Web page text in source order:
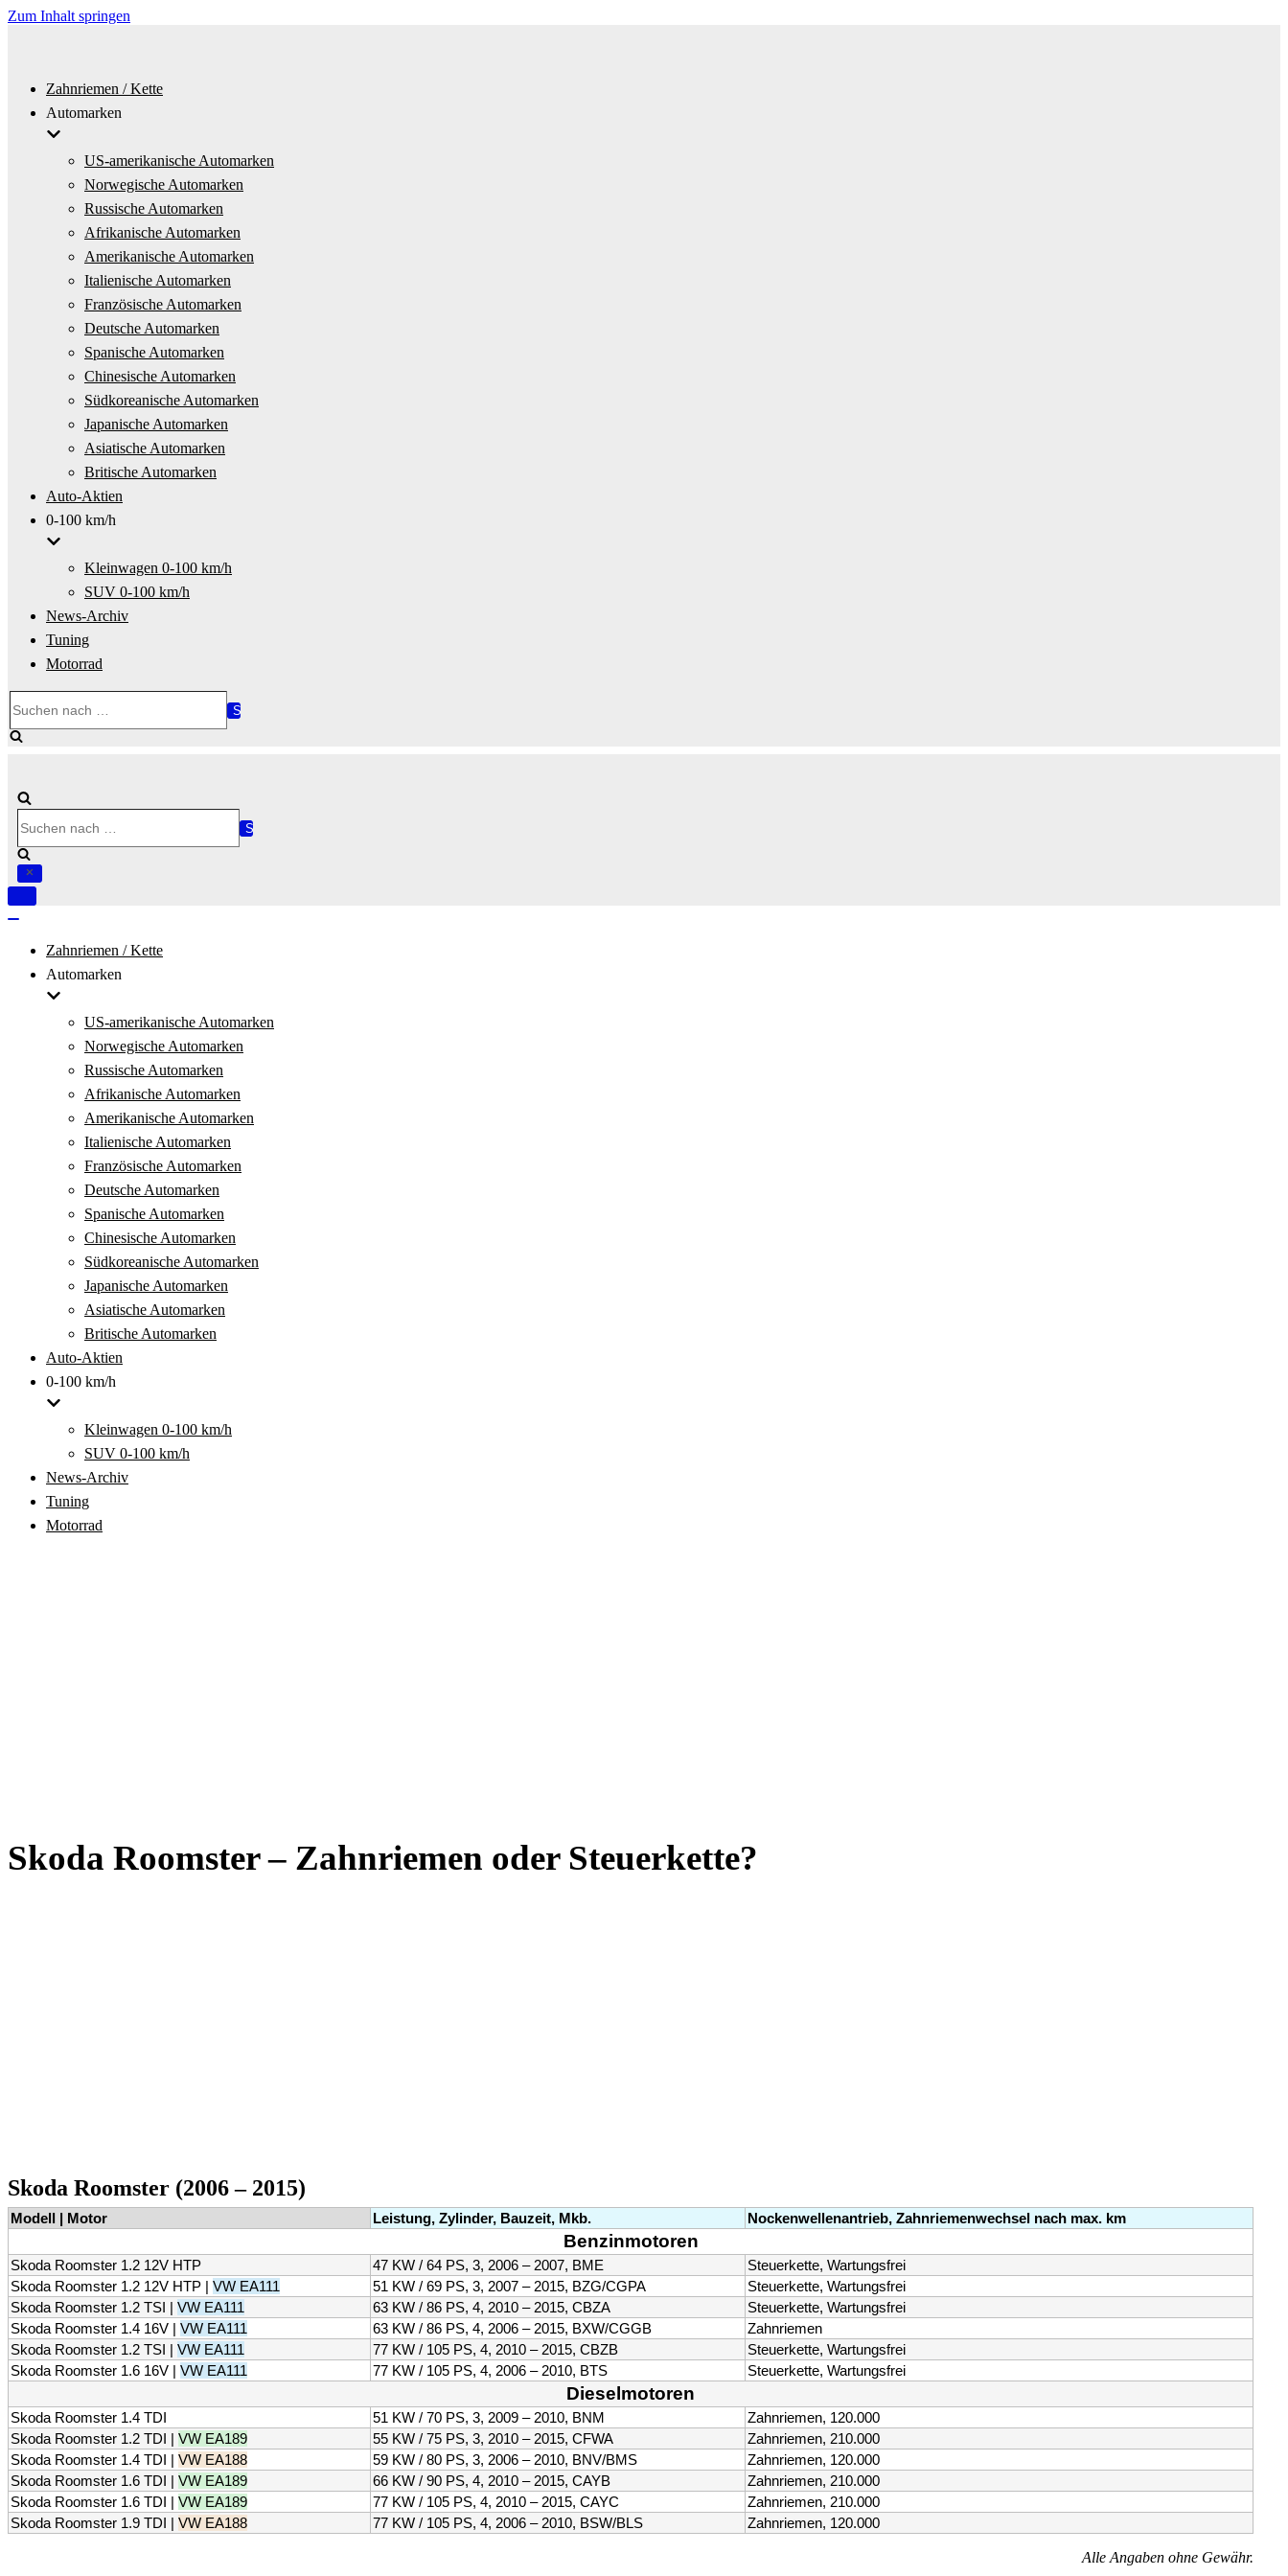
Zum Inhalt springen
Zahnriemen / Kette
Automarken
US-amerikanische Automarken
Norwegische Automarken
Russische Automarken
Afrikanische Automarken
Amerikanische Automarken
Italienische Automarken
Französische Automarken
Deutsche Automarken
Spanische Automarken
Chinesische Automarken
Südkoreanische Automarken
Japanische Automarken
Asiatische Automarken
Britische Automarken
Auto-Aktien
0-100 km/h
Kleinwagen 0-100 km/h
SUV 0-100 km/h
News-Archiv
Tuning
Motorrad
nach …
nach …
Navigation
Zahnriemen / Kette
Automarken
US-amerikanische Automarken
Norwegische Automarken
Russische Automarken
Afrikanische Automarken
Amerikanische Automarken
Italienische Automarken
Französische Automarken
Deutsche Automarken
Spanische Automarken
Chinesische Automarken
Südkoreanische Automarken
Japanische Automarken
Asiatische Automarken
Britische Automarken
Auto-Aktien
0-100 km/h
Kleinwagen 0-100 km/h
SUV 0-100 km/h
News-Archiv
Tuning
Motorrad
Skoda Roomster – Zahnriemen oder Steuerkette?
Skoda Roomster (2006 – 2015)
Modell | Motor Leistung, Zylinder, Bauzeit, Mkb. Nockenwellenantrieb, Zahnriemenwechsel nach max. km
Benzinmotoren
Skoda Roomster 1.2 12V HTP 47 KW / 64 PS, 3, 2006 – 2007, BME
Steuerkette, Wartungsfrei
Skoda Roomster 1.2 12V HTP | VW EA111 51 KW / 69 PS, 3, 2007 – 2015, BZG/CGPA
Steuerkette, Wartungsfrei
Skoda Roomster 1.2 TSI | VW EA111 63 KW / 86 PS, 4, 2010 – 2015, CBZA
Steuerkette, Wartungsfrei
Skoda Roomster 1.4 16V | VW EA111 63 KW / 86 PS, 4, 2006 – 2015, BXW/CGGB
Zahnriemen
Skoda Roomster 1.2 TSI | VW EA111 77 KW / 105 PS, 4, 2010 – 2015, CBZB
Steuerkette, Wartungsfrei
Skoda Roomster 1.6 16V | VW EA111 77 KW / 105 PS, 4, 2006 – 2010, BTS Steuerkette, Wartungsfrei
Dieselmotoren
Skoda Roomster 1.4 TDI 51 KW / 70 PS, 3, 2009 – 2010, BNM
Zahnriemen, 120.000
Skoda Roomster 1.2 TDI | VW EA189 55 KW / 75 PS, 3, 2010 – 2015, CFWA
Zahnriemen, 210.000
Skoda Roomster 1.4 TDI | VW EA188 59 KW / 80 PS, 3, 2006 – 2010, BNV/BMS
Zahnriemen, 120.000
Skoda Roomster 1.6 TDI | VW EA189 66 KW / 90 PS, 4, 2010 – 2015, CAYB
Zahnriemen, 210.000
Skoda Roomster 1.6 TDI | VW EA189 77 KW / 105 PS, 4, 2010 – 2015, CAYC
Zahnriemen, 210.000
Skoda Roomster 1.9 TDI | VW EA188 77 KW / 105 PS, 4, 2006 – 2010, BSW/BLS Zahnriemen, 120.000
Alle Angaben ohne Gewähr.